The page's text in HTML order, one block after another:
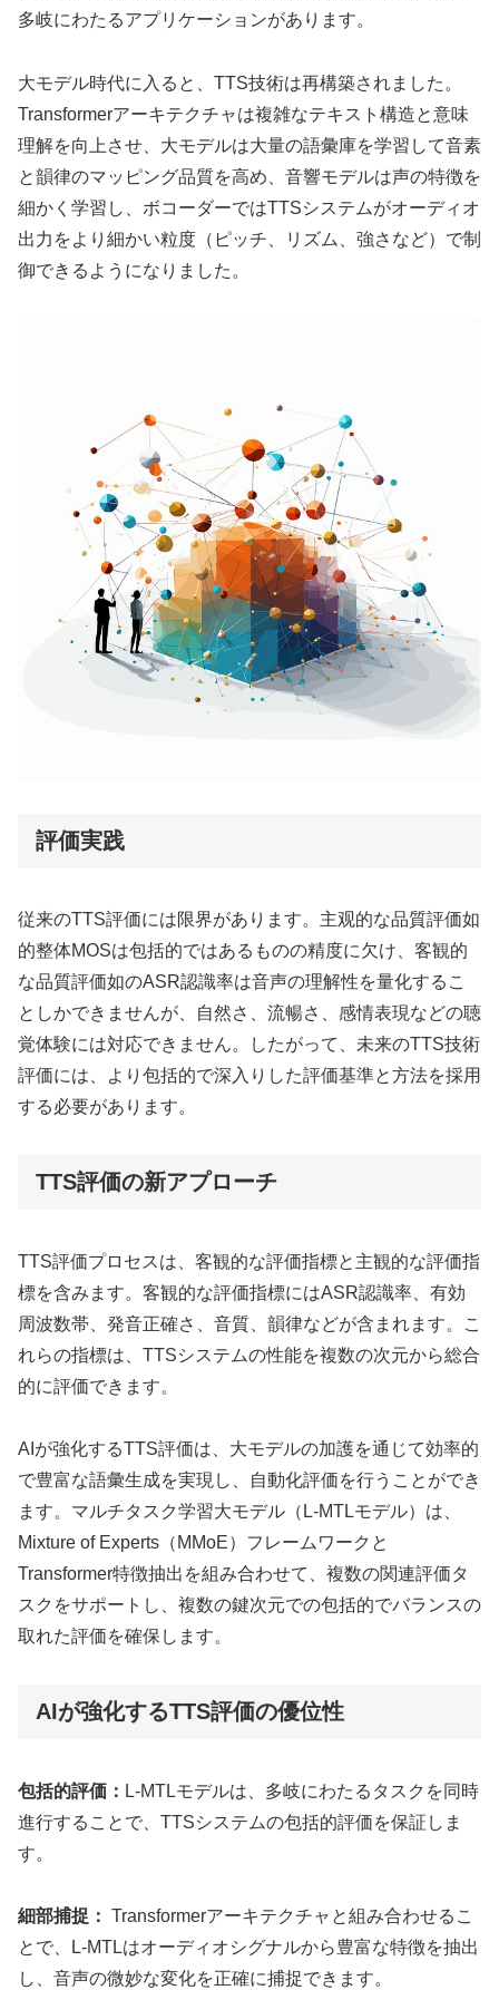
多岐にわたるアプリケーションがあります。
大モデル時代に入ると、TTS技術は再構築されました。
Transformerアーキテクチャは複雑なテキスト構造と意味
理解を向上させ、大モデルは大量の語彙庫を学習して音素
と韻律のマッピング品質を高め、音響モデルは声の特徴を
細かく学習し、ボコーダーではTTSシステムがオーディオ
出力をより細かい粒度（ピッチ、リズム、強さなど）で制
御できるようになりました。
評価実践
従来のTTS評価には限界があります。主观的な品質評価如
的整体MOSは包括的ではあるものの精度に欠け、客観的
な品質評価如のASR認識率は音声の理解性を量化するこ
としかできませんが、自然さ、流暢さ、感情表現などの聴
覚体験には対応できません。したがって、未来のTTS技術
評価には、より包括的で深入りした評価基準と方法を採用
する必要があります。
TTS評価の新アプローチ
TTS評価プロセスは、客観的な評価指標と主観的な評価指
標を含みます。客観的な評価指標にはASR認識率、有効
周波数帯、発音正確さ、音質、韻律などが含まれます。こ
れらの指標は、TTSシステムの性能を複数の次元から総合
的に評価できます。
AIが強化するTTS評価は、大モデルの加護を通じて効率的
で豊富な語彙生成を実現し、自動化評価を行うことができ
ます。マルチタスク学習大モデル（L-MTLモデル）は、
Mixture of Experts（MMoE）フレームワークと
Transformer特徴抽出を組み合わせて、複数の関連評価タ
スクをサポートし、複数の鍵次元での包括的でバランスの
取れた評価を確保します。
AIが強化するTTS評価の優位性
包括的評価： L-MTLモデルは、多岐にわたるタスクを同時
進行することで、TTSシステムの包括的評価を保証しま
す。
細部捕捉： Transformerアーキテクチャと組み合わせるこ
とで、L-MTLはオーディオシグナルから豊富な特徴を抽出
し、音声の微妙な変化を正確に捕捉できます。